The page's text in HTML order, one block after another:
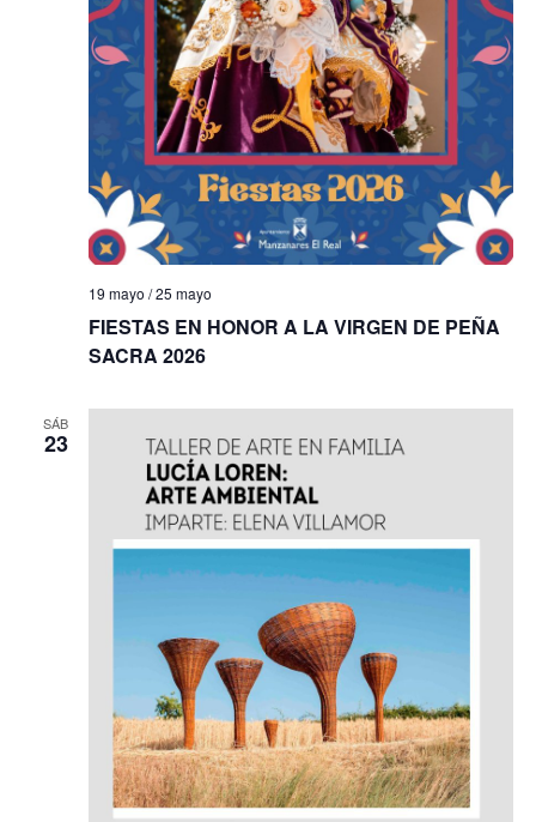
e
b
ú
s
q
u
e
a
i
s
a
s
d
e
i
s
t
s
d
e
E
e
t
19 mayo /25 mayo
FIESTAS EN HONOR A LA VIRGEN DE PEÑA
SACRA 2026
SÁB
23